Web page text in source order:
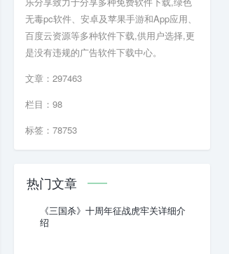
无毒pc软件、安卓及苹果手游和App应用、
百度云资源等多种软件下载,供用户选择,更
是没有违规的广告软件下载中心。
文章：297463
栏目：98
标签：78753
热门文章
《三国杀》十周年征战虎牢关详细介
绍